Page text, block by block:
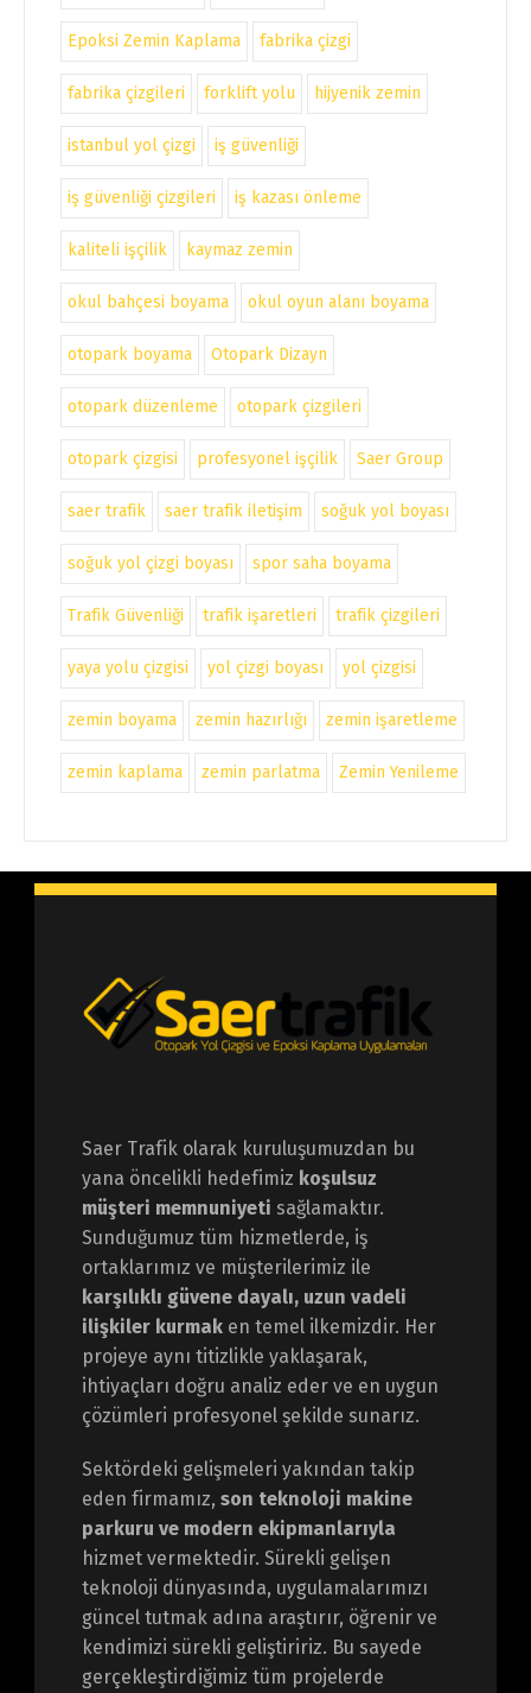
Epoksi Zemin Kaplama fabrika çizgi
fabrika çizgileri forklift yolu hijyenik zemin
istanbul yol çizgi iş güvenliği
iş güvenliği çizgileri iş kazası önleme
kaliteli işçilik kaymaz zemin
okul bahçesi boyama okul oyun alanı boyama
otopark boyama Otopark Dizayn
otopark düzenleme otopark çizgileri
otopark çizgisi profesyonel işçilik Saer Group
saer trafik saer trafik iletişim soğuk yol boyası
soğuk yol çizgi boyası spor saha boyama
Trafik Güvenliği trafik işaretleri trafik çizgileri
yaya yolu çizgisi yol çizgi boyası yol çizgisi
zemin boyama zemin hazırlığı zemin işaretleme
zemin kaplama zemin parlatma Zemin Yenileme
Saer Trafik olarak kuruluşumuzdan bu
yana öncelikli hedefimiz koşulsuz
müşteri memnuniyeti sağlamaktır.
Sunduğumuz tüm hizmetlerde, iş
ortaklarımız ve müşterilerimiz ile
karşılıklı güvene dayalı, uzun vadeli
ilişkiler kurmaken temel ilkemizdir. Her
projeye aynı titizlikle yaklaşarak,
ihtiyaçları doğru analiz eder ve en uygun
çözümleri profesyonel şekilde sunarız.
Sektördeki gelişmeleri yakından takip
eden firmamız, son teknoloji makine
parkuru ve modern ekipmanlarıyla
hizmet vermektedir. Sürekli gelişen
teknoloji dünyasında, uygulamalarımızı
güncel tutmak adına araştırır, öğrenir ve
kendimizi sürekli geliştiririz. Bu sayede
gerçekleştirdiğimiz tüm projelerde